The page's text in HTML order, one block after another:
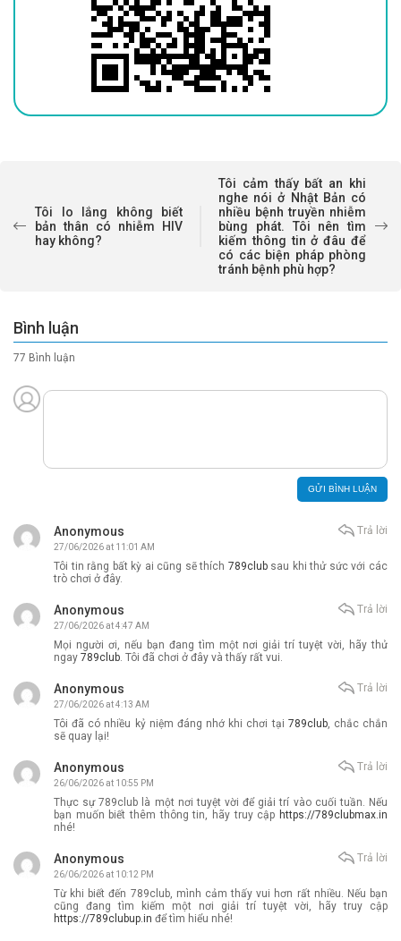
Tôi lo lắng không biết
bản thân có nhiễm HIV
hay không?
Tôi cảm thấy bất an khi
nghe nói ở Nhật Bản có
nhiều bệnh truyền nhiễm
bùng phát. Tôi nên tìm
kiếm thông tin ở đâu để
có các biện pháp phòng
tránh bệnh phù hợp?
77 Bình luận
Bình luận
Anonymous
27/06/2026 at 11:01 AM
Tôi tin rằng bất kỳ ai cũng sẽ thích 789clubsau khi thử sức với các
trò chơi ở đây.
Trả lời
Anonymous
27/06/2026 at 4:47 AM
Mọi người ơi, nếu bạn đang tìm một nơi giải trí tuyệt vời, hãy thử
ngay 789club . Tôi đã chơi ở đây và thấy rất vui.
Trả lời
Anonymous
27/06/2026 at 4:13 AM
Tôi đã có nhiều kỷ niệm đáng nhớ khi chơi tại 789club, chắc chắn
sẽ quay lại!
Trả lời
Anonymous
26/06/2026 at 10:55 PM
Thực sự 789club là một nơi tuyệt vời để giải trí vào cuối tuần. Nếu
bạn muốn biết thêm thông tin, hãy truy cập https://789clubmax.in
nhé!
Trả lời
Anonymous
26/06/2026 at 10:12 PM
Từ khi biết đến 789club, mình cảm thấy vui hơn rất nhiều. Nếu bạn
cũng đang tìm kiếm một nơi giải trí tuyệt vời, hãy truy cập
https://789clubup.in để tìm hiểu nhé!
Trả lời